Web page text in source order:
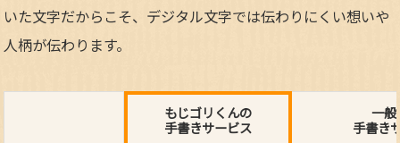
いた文字だからこそ、デジタル文字では伝わりにくい想いや
人柄が伝わります。
もじゴリくんの
手書きサービス
一般
手書き